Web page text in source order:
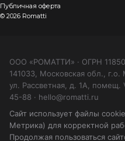
Публичная оферта
© 2026 Romatti
ООО «РОМАТТИ» · ОГРН
141033, Московская обл.,
ул. Рассветная, д. 1А, помещ.
45-88 · hello@romatti.ru
Сайт использует файлы
Метрика) для корректной
Продолжая пользоваться